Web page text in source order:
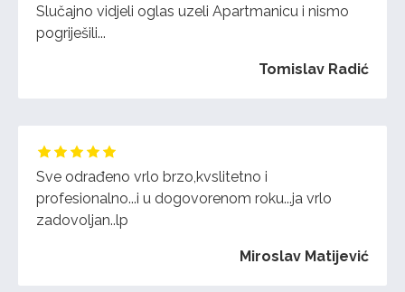
Slučajno vidjeli oglas uzeli Apartmanicu i nismo
pogriješili...
Tomislav Radić
Sve odrađeno vrlo brzo,kvslitetno i
profesionalno...i u dogovorenom roku...ja vrlo
zadovoljan..lp
Miroslav Matijević